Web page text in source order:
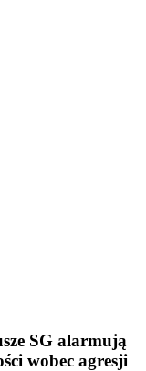
SG alarmują
wobec agresji